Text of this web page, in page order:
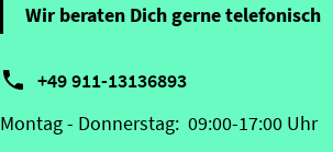
Wir beraten Dich gerne telefonisch
 +49 911-13136893
Montag - Donnerstag: 09:00-17:00 Uhr